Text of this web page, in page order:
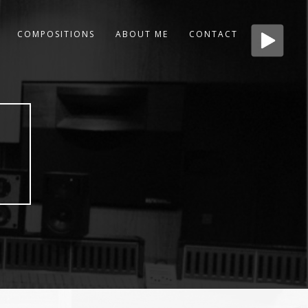
COMPOSITIONS ABOUT ME CONTACT